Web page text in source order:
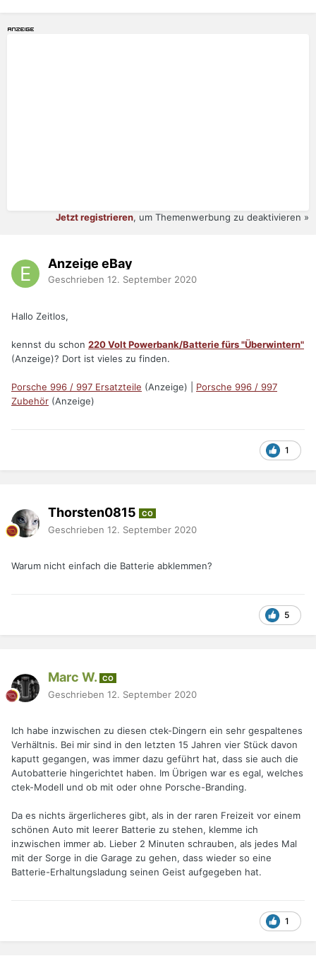
Jetzt registrieren, um Themenwerbung zu deaktivieren »
Anzeige eBay
Geschrieben 12. September 2020
Hallo Zeitlos,
kennst du schon 220 Volt Powerbank/Batterie fürs "Überwintern"
(Anzeige)? Dort ist vieles zu finden.
Porsche 996 / 997 Ersatzteile (Anzeige) | Porsche 996 / 997
Zubehör (Anzeige)
1
Thorsten0815 CO
Geschrieben 12. September 2020
Warum nicht einfach die Batterie abklemmen?
5
Marc W. CO
Geschrieben 12. September 2020
Ich habe inzwischen zu diesen ctek-Dingern ein sehr gespaltenes
Verhältnis. Bei mir sind in den letzten 15 Jahren vier Stück davon
kaputt gegangen, was immer dazu geführt hat, dass sie auch die
Autobatterie hingerichtet haben. Im Übrigen war es egal, welches
ctek-Modell und ob mit oder ohne Porsche-Branding.
Da es nichts ärgerlicheres gibt, als in der raren Freizeit vor einem
schönen Auto mit leerer Batterie zu stehen, klemme ich
inzwischen immer ab. Lieber 2 Minuten schrauben, als jedes Mal
mit der Sorge in die Garage zu gehen, dass wieder so eine
Batterie-Erhaltungsladung seinen Geist aufgegeben hat.
1